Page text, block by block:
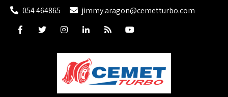
054 464865 jimmy.aragon@cemetturbo.com